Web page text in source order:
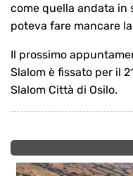
come quella andata in
poteva fare mancare
Il prossimo
Slalom è fissato per il
Slalom Città di Osilo.